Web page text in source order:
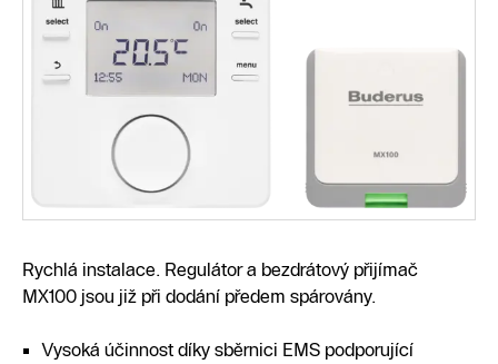
Rychlá instalace. Regulátor a bezdrátový přijímač
MX100 jsou již při dodání předem spárovány.
Vysoká účinnost díky sběrnici EMS podporující